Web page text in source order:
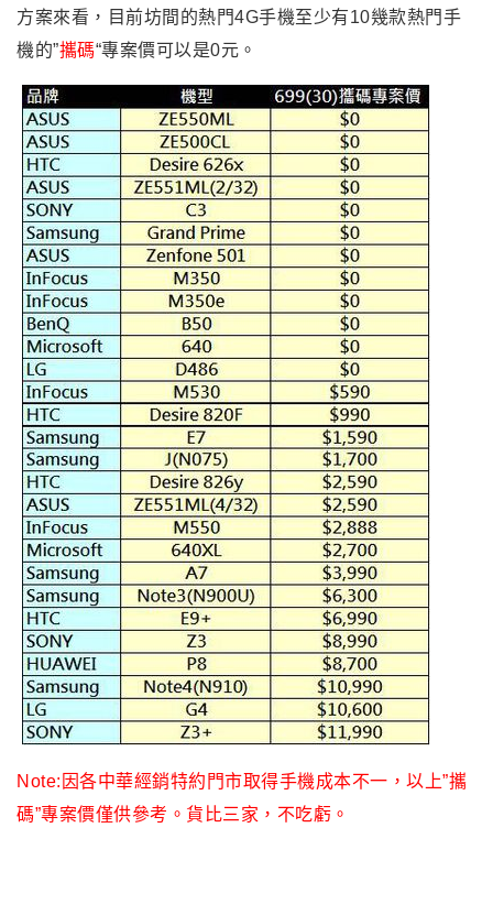
方案來看，目前坊間的熱門4G手機至少有10幾款熱門手
機的”攜碼“專案價可以是0元 。
Note:因各中華經銷特約門市取得手機成本不一 ，以上”攜
碼”專案價僅供參考 。貨比三家 ，不吃虧 。